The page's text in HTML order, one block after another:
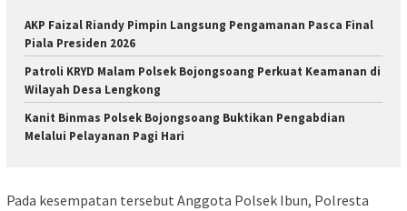
AKP Faizal Riandy Pimpin Langsung Pengamanan Pasca Final
Piala Presiden 2026
Patroli KRYD Malam Polsek Bojongsoang Perkuat Keamanan di
Wilayah Desa Lengkong
Kanit Binmas Polsek Bojongsoang Buktikan Pengabdian
Melalui Pelayanan Pagi Hari
Pada kesempatan tersebut Anggota Polsek Ibun, Polresta